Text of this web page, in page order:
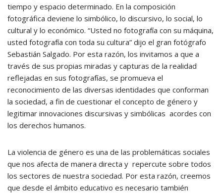
tiempo y espacio determinado. En la composición
fotográfica deviene lo simbólico, lo discursivo, lo social, lo
cultural y lo económico. “Usted no fotografía con su máquina,
usted fotografía con toda su cultura” dijo el gran fotógrafo
Sebastián Salgado. Por esta razón, los invitamos a que a
través de sus propias miradas y capturas de la realidad
reflejadas en sus fotografías, se promueva el
reconocimiento de las diversas identidades que conforman
la sociedad, a fin de cuestionar el concepto de género y
legitimar innovaciones discursivas y simbólicas acordes con
los derechos humanos.
La violencia de género es una de las problemáticas sociales
que nos afecta de manera directa y repercute sobre todos
los sectores de nuestra sociedad. Por esta razón, creemos
que desde el ámbito educativo es necesario también